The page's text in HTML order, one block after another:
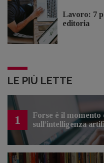
Lavoro: 7
editoria
LE PIÙ LETTE
1
Forse è il momento
sull’intelligenza